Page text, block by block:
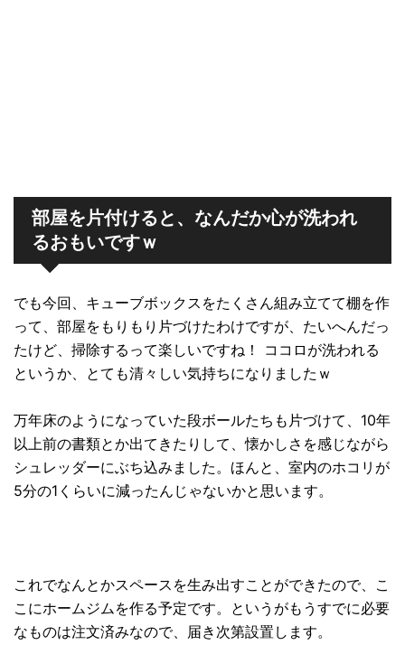
部屋を片付けると、なんだか心が洗われ
るおもいですｗ
でも今回、キューブボックスをたくさん組み立てて棚を作
って、部屋をもりもり片づけたわけですが、たいへんだっ
たけど、掃除するって楽しいですね！ ココロが洗われる
というか、とても清々しい気持ちになりましたｗ
万年床のようになっていた段ボールたちも片づけて、10年
以上前の書類とか出てきたりして、懐かしさを感じながら
シュレッダーにぶち込みました。ほんと、室内のホコリが
5分の1くらいに減ったんじゃないかと思います。
これでなんとかスペースを生み出すことができたので、こ
こにホームジムを作る予定です。というがもうすでに必要
なものは注文済みなので、届き次第設置します。